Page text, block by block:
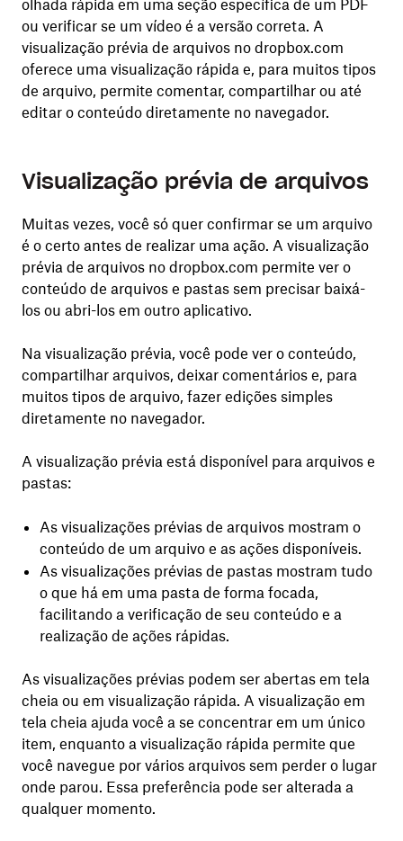
olhada rápida em uma seção específica de um PDF
ou verificar se um vídeo é a versão correta. A
visualização prévia de arquivos no dropbox.com
oferece uma visualização rápida e, para muitos tipos
de arquivo, permite comentar, compartilhar ou até
editar o conteúdo diretamente no navegador.
Visualização prévia de arquivos
Muitas vezes, você só quer confirmar se um arquivo
é o certo antes de realizar uma ação. A visualização
prévia de arquivos no dropbox.com permite ver o
conteúdo de arquivos e pastas sem precisar baixá-
los ou abri-los em outro aplicativo.
Na visualização prévia, você pode ver o conteúdo,
compartilhar arquivos, deixar comentários e, para
muitos tipos de arquivo, fazer edições simples
diretamente no navegador.
A visualização prévia está disponível para arquivos e
pastas:
As visualizações prévias de arquivos mostram o
conteúdo de um arquivo e as ações disponíveis.
As visualizações prévias de pastas mostram tudo
o que há em uma pasta de forma focada,
facilitando a verificação de seu conteúdo e a
realização de ações rápidas.
As visualizações prévias podem ser abertas em tela
cheia ou em visualização rápida. A visualização em
tela cheia ajuda você a se concentrar em um único
item, enquanto a visualização rápida permite que
você navegue por vários arquivos sem perder o lugar
onde parou. Essa preferência pode ser alterada a
qualquer momento.